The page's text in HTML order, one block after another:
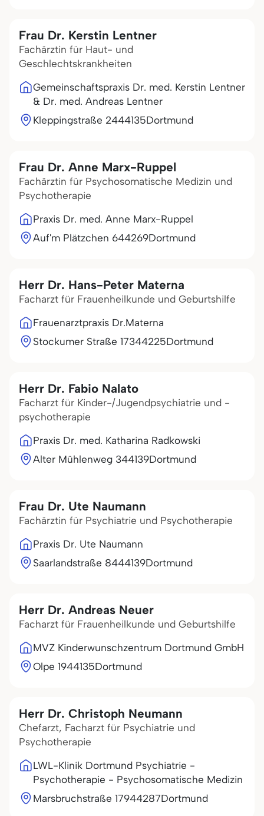
Frau Dr. Kerstin Lentner
Fachärztin für Haut- und
Geschlechtskrankheiten
Gemeinschaftspraxis Dr. med. Kerstin Lentner
& Dr. med. Andreas Lentner
Kleppingstraße 2444135Dortmund
Frau Dr. Anne Marx-Ruppel
Fachärztin für Psychosomatische Medizin und
Psychotherapie
Praxis Dr. med. Anne Marx-Ruppel
Auf'm Plätzchen 644269Dortmund
Herr Dr. Hans-Peter Materna
Facharzt für Frauenheilkunde und Geburtshilfe
Frauenarztpraxis Dr.Materna
Stockumer Straße 17344225Dortmund
Herr Dr. Fabio Nalato
Facharzt für Kinder-/Jugendpsychiatrie und -
psychotherapie
Praxis Dr. med. Katharina Radkowski
Alter Mühlenweg 344139Dortmund
Frau Dr. Ute Naumann
Fachärztin für Psychiatrie und Psychotherapie
Praxis Dr. Ute Naumann
Saarlandstraße 8444139Dortmund
Herr Dr. Andreas Neuer
Facharzt für Frauenheilkunde und Geburtshilfe
MVZ Kinderwunschzentrum Dortmund GmbH
Olpe 1944135Dortmund
Herr Dr. Christoph Neumann
Chefarzt, Facharzt für Psychiatrie und
Psychotherapie
LWL-Klinik Dortmund Psychiatrie -
Psychotherapie - Psychosomatische Medizin
Marsbruchstraße 17944287Dortmund